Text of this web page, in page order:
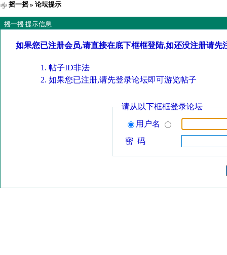
摇一摇» 论坛提示
摇一摇 提示信息
如果您已注册会员,请直接在底下框框登陆,如还没注册请先
帖子ID非法
如果您已注册,请先登录论坛即可游览帖子
请从以下框框登录论坛
用户名
密 码